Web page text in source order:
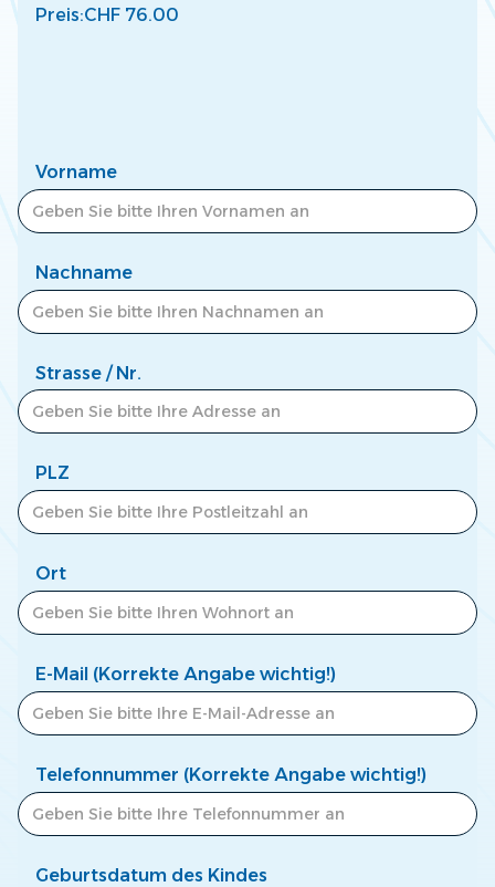
Zum Newscenter >
Preis:CHF 76.00
Vorname
Nachname
Strasse / Nr.
PLZ
Ort
E-Mail (Korrekte Angabe wichtig!)
Telefonnummer (Korrekte Angabe wichtig!)
Geburtsdatum des Kindes